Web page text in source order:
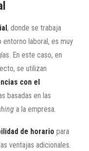
, donde se trabaja
laboral, es muy
En este caso, en
se utilizan
con el
basadas en las
a la empresa.
de horario para
ventajas adicionales.